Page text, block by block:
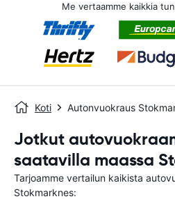
Me vertaamme kaikkia
Koti Autonvuokraus
Jotkut
saatavilla maassa
Tarjoamme vertailun kaikista
Stokmarknes: